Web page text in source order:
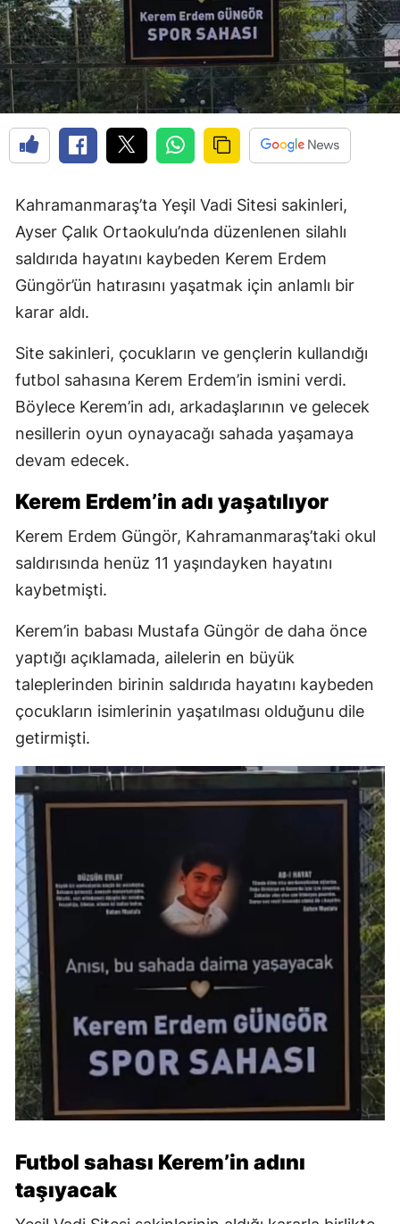
Kahramanmaraş’ta Yeşil Vadi Sitesi sakinleri,
Ayser Çalık Ortaokulu’nda düzenlenen silahlı
saldırıda hayatını kaybeden Kerem Erdem
Güngör’ün hatırasını yaşatmak için anlamlı bir
karar aldı.
Site sakinleri, çocukların ve gençlerin kullandığı
futbol sahasına Kerem Erdem’in ismini verdi.
Böylece Kerem’in adı, arkadaşlarının ve gelecek
nesillerin oyun oynayacağı sahada yaşamaya
devam edecek.
Kerem Erdem’in adı yaşatılıyor
Kerem Erdem Güngör, Kahramanmaraş’taki okul
saldırısında henüz 11 yaşındayken hayatını
kaybetmişti.
Kerem’in babası Mustafa Güngör de daha önce
yaptığı açıklamada, ailelerin en büyük
taleplerinden birinin saldırıda hayatını kaybeden
çocukların isimlerinin yaşatılması olduğunu dile
getirmişti.
Futbol sahası Kerem’in adını
taşıyacak